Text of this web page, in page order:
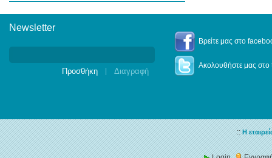
Newsletter
Βρείτε μας στο
Ακολουθήστε μας στο
::Η